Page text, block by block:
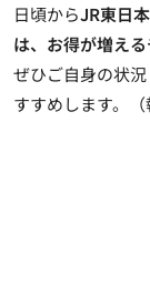
日頃からJR東日
は、お得が増え
ぜひご自身の状
すすめします。（